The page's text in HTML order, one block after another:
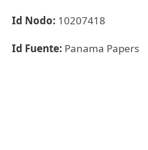
Id Nodo: 10207418
Id Fuente: Panama Papers